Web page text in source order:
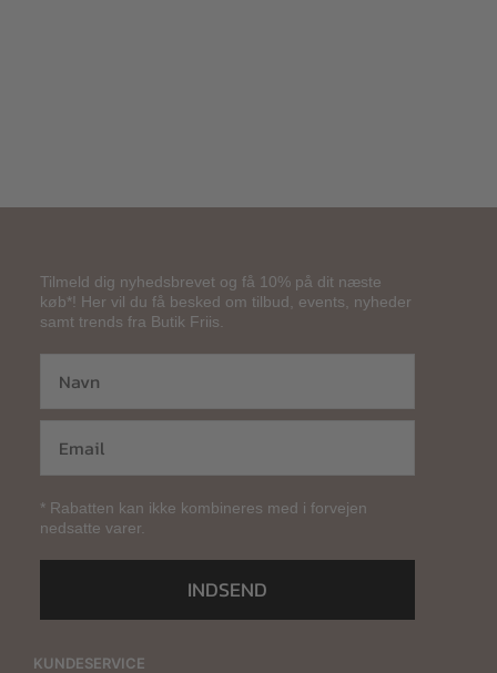
Tilmeld dig nyhedsbrevet og få 10% på dit næste
køb*! Her vil du få besked om tilbud, events, nyheder
samt trends fra Butik Friis.
* Rabatten kan ikke kombineres med i forvejen
nedsatte varer.
INDSEND
KUNDESERVICE